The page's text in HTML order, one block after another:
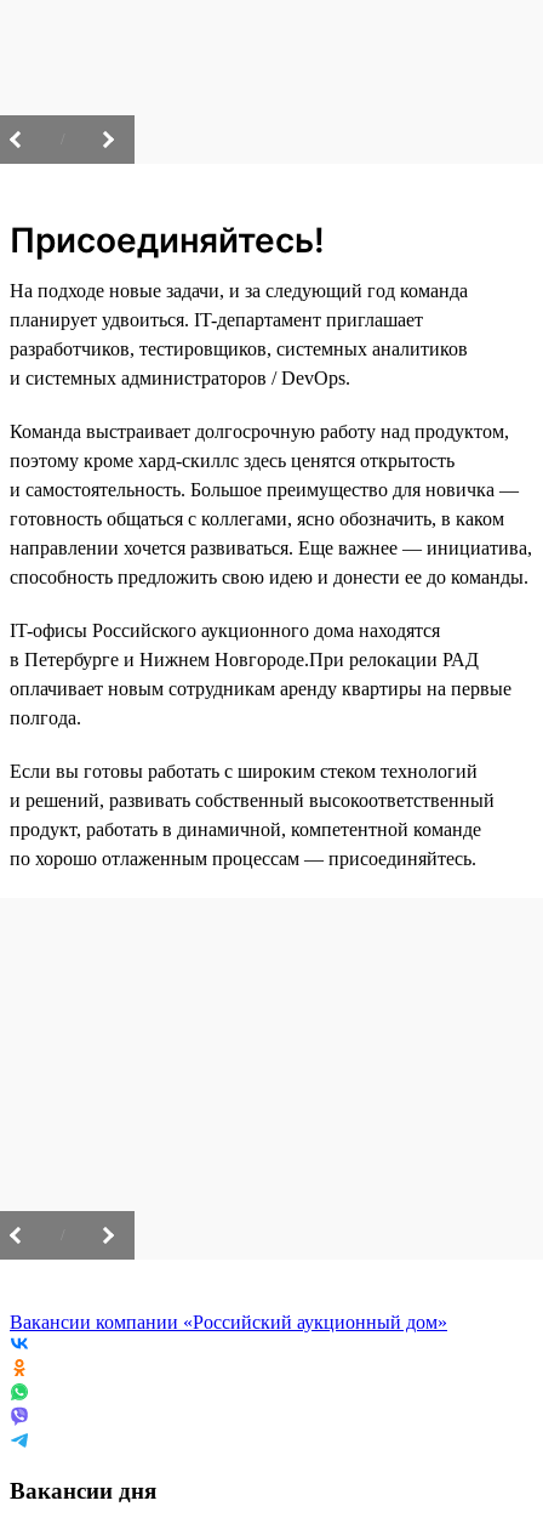
Присоединяйтесь!
На подходе новые задачи, и за следующий год команда
планирует удвоиться. IT-департамент приглашает
разработчиков, тестировщиков, системных аналитиков
и системных администраторов / DevOps.
Команда выстраивает долгосрочную работу над продуктом,
поэтому кроме хард-скиллс здесь ценятся открытость
и самостоятельность. Большое преимущество для новичка —
готовность общаться с коллегами, ясно обозначить, в каком
направлении хочется развиваться. Еще важнее — инициатива,
способность предложить свою идею и донести ее до команды.
IT-офисы Российского аукционного дома находятся
в Петербурге и Нижнем Новгороде.При релокации РАД
оплачивает новым сотрудникам аренду квартиры на первые
полгода.
Если вы готовы работать с широким стеком технологий
и решений, развивать собственный высокоответственный
продукт, работать в динамичной, компетентной команде
по хорошо отлаженным процессам — присоединяйтесь.
Вакансии компании «Российский аукционный дом»
Вакансии дня